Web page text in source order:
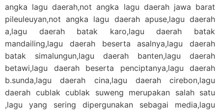
angka lagu daerah,not angka lagu daerah jawa barat
pileuleuyan,not angka lagu daerah apuse,lagu daerah
a,lagu daerah batak karo,lagu daerah batak
mandailing,lagu daerah beserta asalnya,lagu daerah
batak simalungun,lagu daerah banten,lagu daerah
betawi,lagu daerah beserta penciptanya,lagu daerah
b.sunda,lagu daerah cina,lagu daerah cirebon,lagu
daerah cublak cublak suweng merupakan salah satu
,lagu yang sering dipergunakan sebagai media,lagu